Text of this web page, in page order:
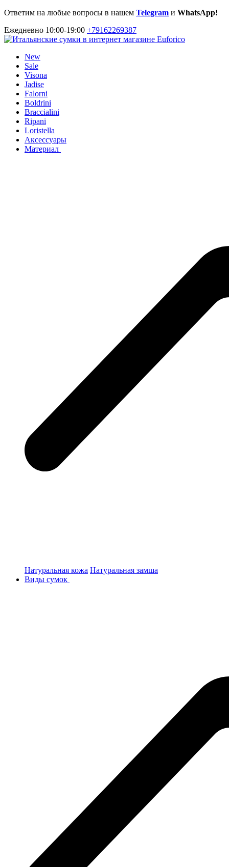
Ответим на любые вопросы в нашем Telegram и WhatsApp!
Ежедневно 10:00-19:00 +79162269387
New
Sale
Visona
Jadise
Falorni
Boldrini
Braccialini
Ripani
Loristella
Аксессуары
Материал
Натуральная кожа Натуральная замша
Виды сумок